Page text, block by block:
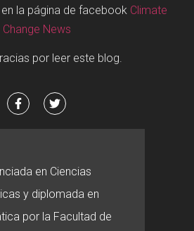
la página de facebook Climate
Change News
por leer este blog.
en Ciencias
y diplomada en
por la Facultad de